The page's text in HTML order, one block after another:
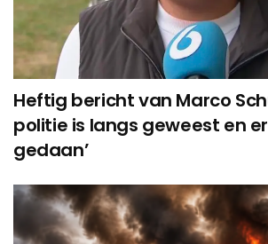
Heftig bericht van Marco
politie is langs geweest en
gedaan’